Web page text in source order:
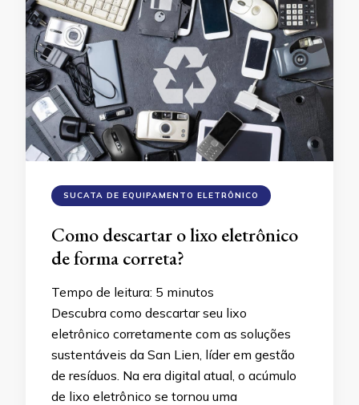
SUCATA DE EQUIPAMENTO ELETRÔNICO
Como descartar o lixo eletrônico
de forma correta?
Tempo de leitura: 5 minutos
Descubra como descartar seu lixo
eletrônico corretamente com as soluções
sustentáveis da San Lien, líder em gestão
de resíduos. Na era digital atual, o acúmulo
de lixo eletrônico se tornou uma